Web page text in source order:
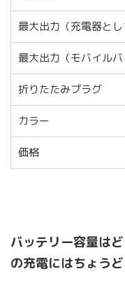
最大出力（充電器とし
最大出力（モバイル
折りたたみプラグ
カラー
価格
バッテリー容量は
の充電にはちょう